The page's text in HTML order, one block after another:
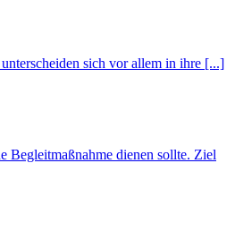
sich vor allem in ihre [...]
Begleitmaßnahme dienen sollte. Ziel